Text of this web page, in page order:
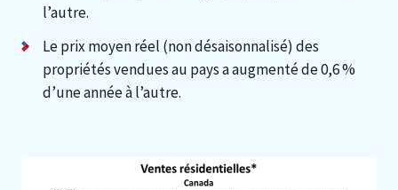
l’autre.
Le prix moyen réel (non désaisonnalisé) des
propriétés vendues au pays a augmenté de 0,6 %
d’une année à l’autre.